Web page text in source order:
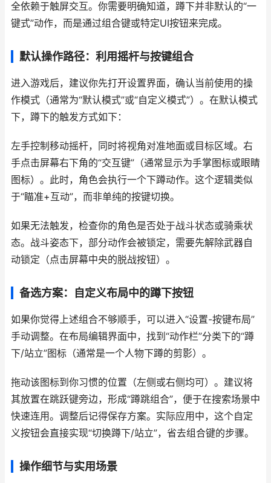
全依赖于触屏交互。你需要明确知道，蹲下并非默认的“一
键式”动作，而是通过组合键或特定UI按钮来完成。
默认操作路径：利用摇杆与按键组合
进入游戏后，建议你先打开设置界面，确认当前使用的操
作模式（通常为“默认模式”或“自定义模式”）。在默认模式
下，蹲下的触发方式如下：
左手控制移动摇杆，同时将视角对准地面或目标区域。右
手点击屏幕右下角的“交互键”（通常显示为手掌图标或眼睛
图标）。此时，角色会执行一个下蹲动作。这个逻辑类似
于“瞄准+互动”，而非单纯的按键切换。
如果无法触发，检查你的角色是否处于战斗状态或骑乘状
态。战斗姿态下，部分动作会被锁定，需要先解除武器自
动锁定（点击屏幕中央的脱战按钮）。
备选方案：自定义布局中的蹲下按钮
如果你觉得上述组合不够顺手，可以进入“设置-按键布局”
手动调整。在布局编辑界面中，找到“动作栏”分类下的“蹲
下/站立”图标（通常是一个人物下蹲的剪影）。
拖动该图标到你习惯的位置（左侧或右侧均可）。建议将
其放置在跳跃键旁边，形成“蹲跳组合”，便于在搜索场景中
快速连用。调整后记得保存方案。实际应用中，这个自定
义按钮会直接实现“切换蹲下/站立”，省去组合键的步骤。
操作细节与实用场景